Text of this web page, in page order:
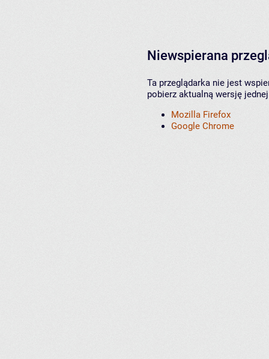
Niewspierana
Ta przeglądarka nie jest
pobierz aktualną wersję
Mozilla Firefox
Google Chrome